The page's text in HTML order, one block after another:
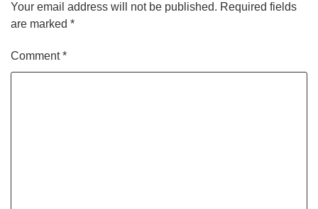
Your email address will not be published. Required fields
are marked *
Comment*